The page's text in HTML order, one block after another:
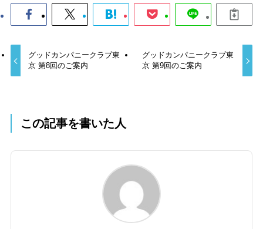
グッドカンパニークラブ東
京 第8回のご案内
グッドカンパニークラブ東
京 第9回のご案内
この記事を書いた人